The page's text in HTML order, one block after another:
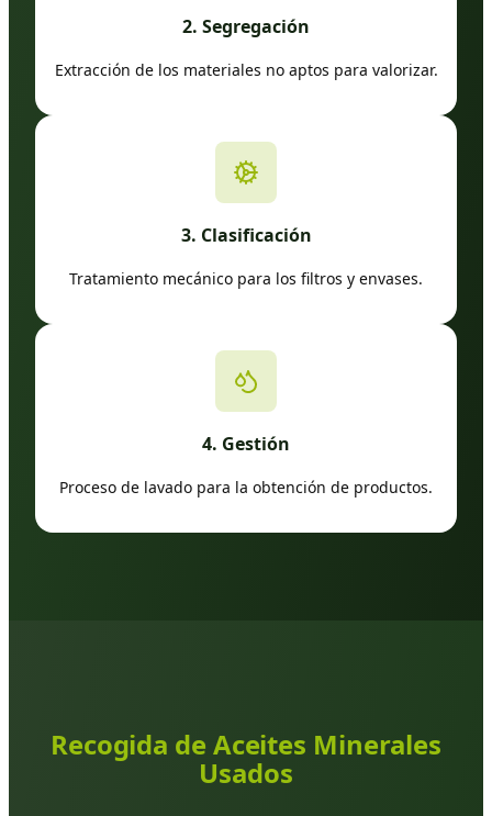
2. Segregación
Extracción de los materiales no aptos para valorizar.
3. Clasificación
Tratamiento mecánico para los filtros y envases.
4. Gestión
Proceso de lavado para la obtención de productos.
Recogida de Aceites Minerales
Usados